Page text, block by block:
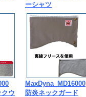
ーシャツ
ウ
MaxDyna_MD16000
防炎ネックガード